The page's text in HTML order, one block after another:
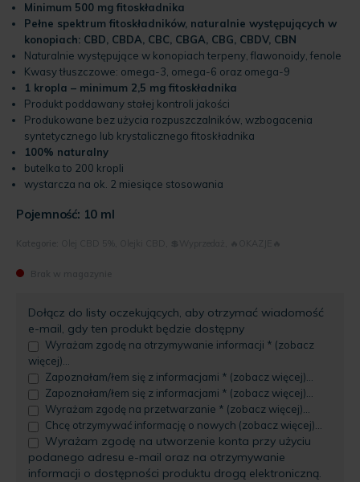
Minimum 500 mg fitoskładnika
Pełne spektrum fitoskładników, naturalnie występujących w
konopiach: CBD, CBDA, CBC, CBGA, CBG, CBDV, CBN
Naturalnie występujące w konopiach terpeny, flawonoidy, fenole
Kwasy tłuszczowe: omega-3, omega-6 oraz omega-9
1 kropla – minimum 2,5 mg fitoskładnika
Produkt poddawany stałej kontroli jakości
Produkowane bez użycia rozpuszczalników, wzbogacenia
syntetycznego lub krystalicznego fitoskładnika
100% naturalny
butelka to 200 kropli
wystarcza na ok. 2 miesiące stosowania
Pojemność: 10 ml
Dołącz do listy oczekujących, aby otrzymać wiadomość
e-mail, gdy ten produkt będzie dostępny
Wyrażam zgodę na otrzymywanie informacji * (zobacz
więcej)...
Zapoznałam/łem się z informacjami * (zobacz więcej)...
Zapoznałam/łem się z informacjami * (zobacz więcej)...
Wyrażam zgodę na przetwarzanie * (zobacz więcej)...
Chcę otrzymywać informację o nowych (zobacz więcej)...
Wyrażam zgodę na utworzenie konta przy użyciu
podanego adresu e-mail oraz na otrzymywanie
informacji o dostępności produktu drogą elektroniczną.